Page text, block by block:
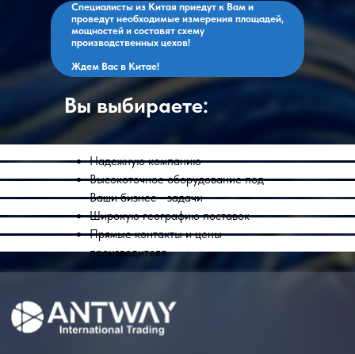
Вы выбираете:
Специалисты из Китая приедут к Вам и
проведут необходимые измерения площадей,
мощностей и составят схему
производственных цехов!
Ждем Вас в Китае!
Надежную компанию
Высокоточное оборудование под
Ваши бизнес - задачи
Широкую географию поставок
Прямые контакты и цены
производителя